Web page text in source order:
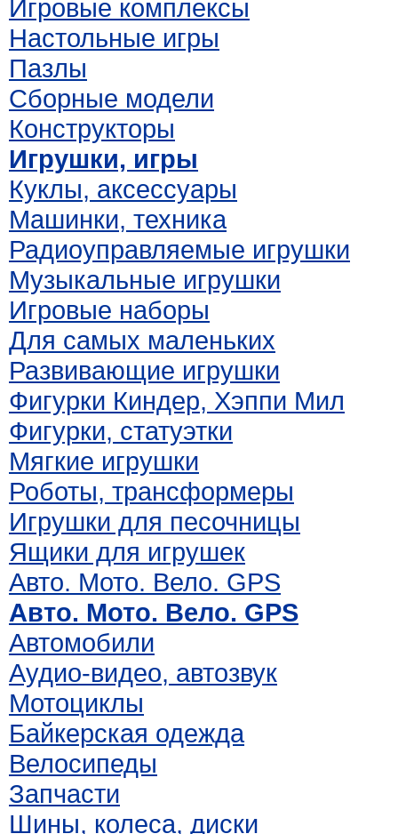
Игровые комплексы
Настольные игры
Пазлы
Сборные модели
Конструкторы
Игрушки, игры
Куклы, аксессуары
Машинки, техника
Радиоуправляемые игрушки
Музыкальные игрушки
Игровые наборы
Для самых маленьких
Развивающие игрушки
Фигурки Киндер, Хэппи Мил
Фигурки, статуэтки
Мягкие игрушки
Роботы, трансформеры
Игрушки для песочницы
Ящики для игрушек
Авто. Мото. Вело. GPS
Авто. Мото. Вело. GPS
Автомобили
Аудио-видео, автозвук
Мотоциклы
Байкерская одежда
Велосипеды
Запчасти
Шины, колеса, диски